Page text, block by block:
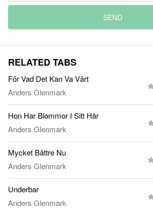
SEND
RELATED TABS
För Vad Det Kan Va Värt
Anders Glenmark
Hon Har Blommor I Sitt Hår
Anders Glenmark
Mycket Bättre Nu
Anders Glenmark
Underbar
Anders Glenmark